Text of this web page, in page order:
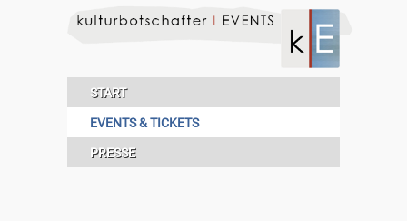
START
EVENTS & TICKETS
PRESSE